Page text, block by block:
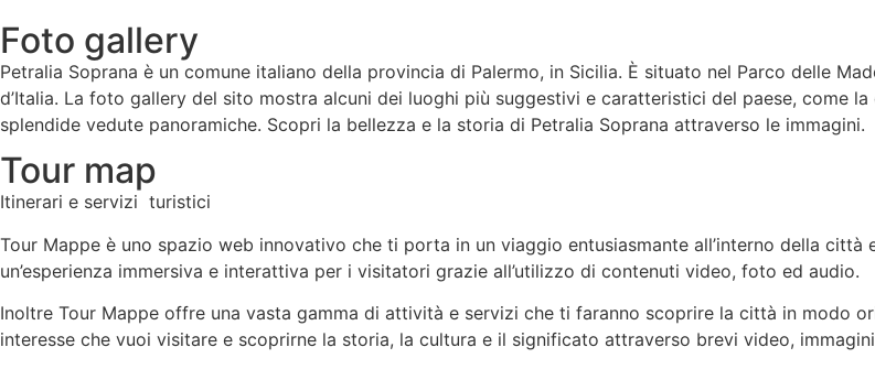
Foto gallery
Petralia Soprana è un comune italiano della provincia di Palermo, in Sicilia. È situato nel Parco delle
d’Italia. La foto gallery del sito mostra alcuni dei luoghi più suggestivi e caratteristici del paese, come
splendide vedute panoramiche. Scopri la bellezza e la storia di Petralia Soprana attraverso le immagini.
Tour map
Itinerari e servizi turistici
Tour Mappe è uno spazio web innovativo che ti porta in un viaggio entusiasmante all’interno della
un’esperienza immersiva e interattiva per i visitatori grazie all’utilizzo di contenuti video, foto ed audio.
Inoltre Tour Mappe offre una vasta gamma di attività e servizi che ti faranno scoprire la città in modo
interesse che vuoi visitare e scoprirne la storia, la cultura e il significato attraverso brevi video,